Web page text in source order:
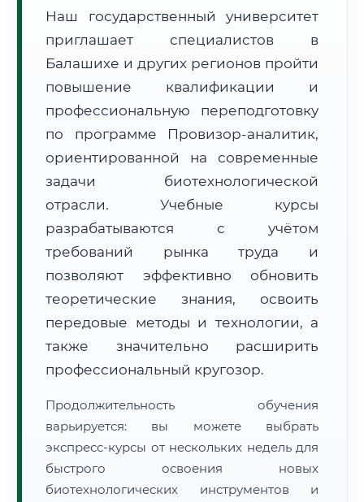
Почтовые индексы:
Часовой пояс:
МСК (UTC+3)
Формат учебы:
Дистанционно
🗺️ Зона обслуживания: г. Балашиха
Расчет логистики оригиналов:
• Маршрут транзита:~2 790 км
• Экспресс-доставка СДЭК / Почтой: 4–6 рабочих дней
📜 Документы и аккредитация ФИС ФРДО
Нажмите на документ для увеличения и просмотра
Наш государственный университет
приглашает специалистов в
Балашихе и других регионов пройти
повышение квалификации и
профессиональную переподготовку
по программе Провизор-аналитик,
ориентированной на современные
задачи биотехнологической
отрасли. Учебные курсы
разрабатываются с учётом
требований рынка труда и
позволяют эффективно обновить
теоретические знания, освоить
передовые методы и технологии, а
также значительно расширить
профессиональный кругозор.
Продолжительность обучения
варьируется: вы можете выбрать
экспресс-курсы от нескольких недель для
быстрого освоения новых
биотехнологических инструментов и